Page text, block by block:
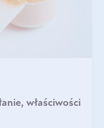
właściwości